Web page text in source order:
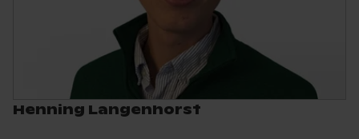
Henning Langenhorst